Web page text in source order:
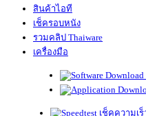
สินค้าไอที
เช็ครอบหนัง
รวมคลิป Thaiware
เครื่องมือ
เช็คความเร็